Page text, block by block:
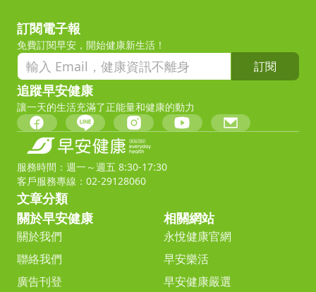
訂閱電子報
免費訂閱早安，開始健康新生活！
訂閱
追蹤早安健康
讓一天的生活充滿了正能量和健康的動力
服務時間：週一～週五 8:30-17:30
客戶服務專線：02-29128060
文章分類
關於早安健康
關於我們
聯絡我們
廣告刊登
相關網站
永悅健康官網
早安樂活
早安健康嚴選